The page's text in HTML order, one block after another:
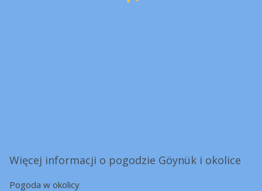
Więcej informacji o pogodzie Göynük i okolice
Pogoda w okolicy